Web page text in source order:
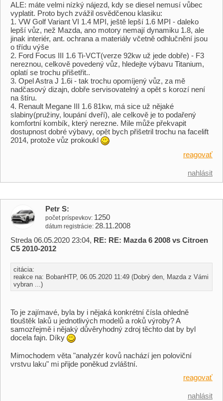
ALE: máte velmi nízký nájezd, kdy se diesel nemusí vůbec
vyplatit. Proto bych zvážil osvědčenou klasiku:
1. VW Golf Variant VI 1.4 MPI, ještě lepší 1.6 MPI - daleko
lepší vůz, než Mazda, ano motory nemají dynamiku 1.8, ale
jinak interiér, ant. ochrana a materiály včetně odhlučnění jsou
o třídu výše
2. Ford Focus III 1.6 Ti-VCT(verze 92kw už jede dobře) - F3
nereznou, celkově povedený vůz, hledejte výbavu Titanium,
oplatí se trochu přišetřit..
3. Opel Astra J 1.6i - tak trochu opomíjený vůz, za mě
nadčasový dizajn, dobře servisovatelný a opět s korozí není
na štíru.
4. Renault Megane III 1.6 81kw, má sice už nějaké
slabiny(pružiny, loupání dveří), ale celkově je to podařený
komfortní kombík, který nerezne. Mile může překvapit
dostupnost dobré výbavy, opět bych přišetril trochu na facelift
2014, protože vůz prokoukl
reagovať
nahlásit
Petr S
počet príspevkov 1250
dátum registrácie 28.11.2008
Streda 06.05.2020 23:04, RE: RE: Mazda 6 2008 vs Citroen
C5 2010-2012
citácia:
reakce na: BobanHTP, 06.05.2020 11:49 (Dobrý den, Mazda z Vámi
vybran ...)
To je zajímavé, byla by i nějaká konkrétní čísla ohledně
tlouštěk laků u jednotlivých modelů a roků výroby? A
samozřejmě i nějaký důvěryhodný zdroj těchto dat by byl
docela fajn. Díky
Mimochodem věta "analyzér kovů nachází jen poloviční
vrstvu laku" mi přijde poněkud zvláštní.
reagovať
nahlásit